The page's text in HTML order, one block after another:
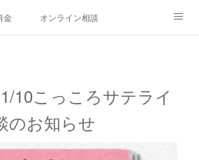
金 オンライン相談
10こっころサテライ
のお知らせ